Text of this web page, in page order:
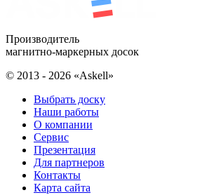
Производитель
магнитно-маркерных досок
© 2013 - 2026 «Askell»
Выбрать доску
Наши работы
О компании
Сервис
Презентация
Для партнеров
Контакты
Карта сайта